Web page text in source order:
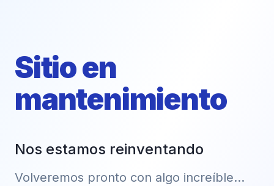
Sitio en
mantenimiento
Nos estamos reinventando
Volveremos pronto con algo increíble...